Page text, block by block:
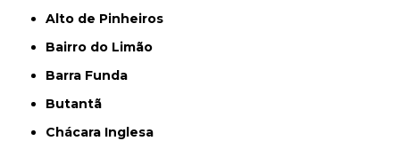
Alto de Pinheiros
Bairro do Limão
Barra Funda
Butantã
Chácara Inglesa